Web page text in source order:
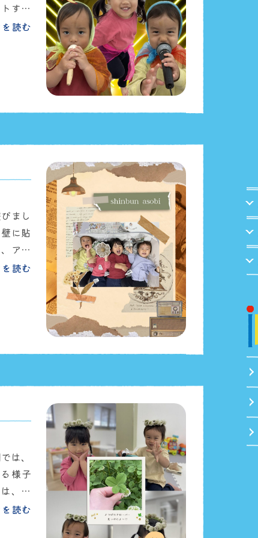
する
元気
読む
まし
に貼
アン
車な
読む
は、
様子
、四
護者
読む